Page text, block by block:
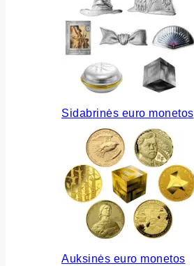
Sidabrinės euro monetos
Auksinės euro monetos